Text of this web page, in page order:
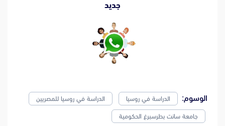
جديد
الوسوم: الدراسة في روسيا الدراسة في روسيا للمصريين
جامعة سانت بطرسبرغ الحكومية